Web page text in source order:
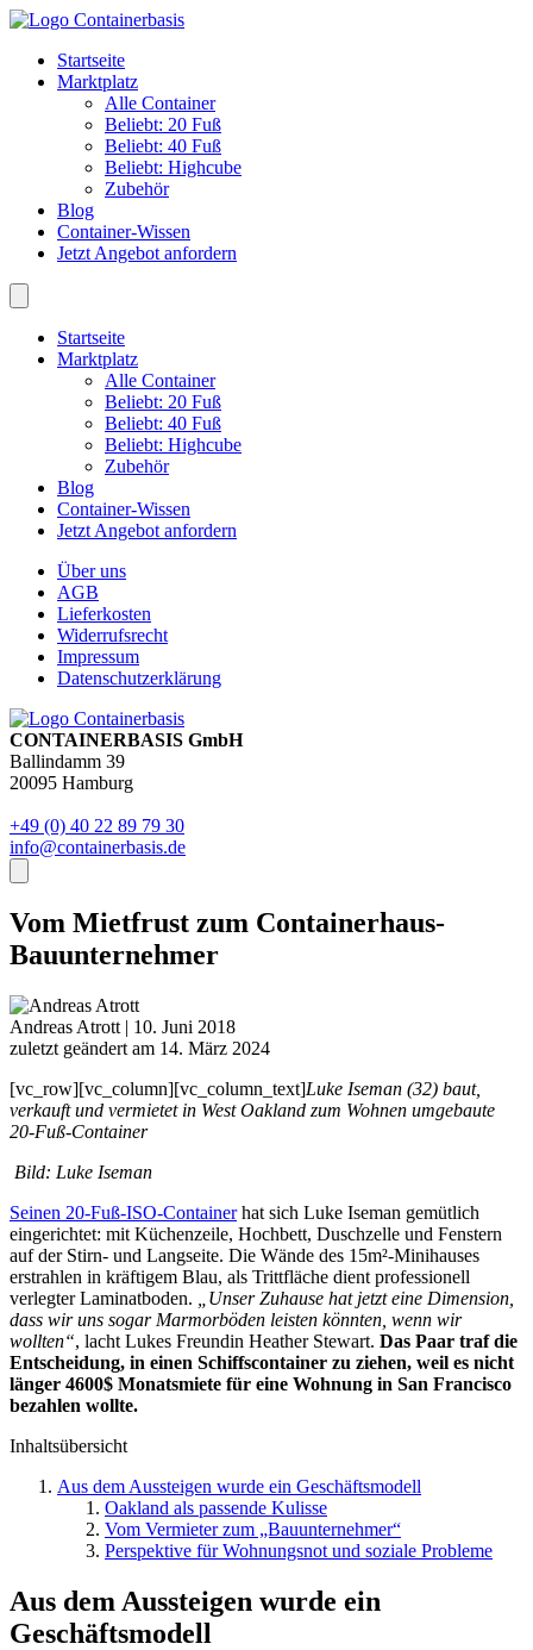
Startseite
Marktplatz
Alle Container
Beliebt: 20 Fuß
Beliebt: 40 Fuß
Beliebt: Highcube
Zubehör
Blog
Container-Wissen
Jetzt Angebot anfordern
Startseite
Marktplatz
Alle Container
Beliebt: 20 Fuß
Beliebt: 40 Fuß
Beliebt: Highcube
Zubehör
Blog
Container-Wissen
Jetzt Angebot anfordern
Über uns
AGB
Lieferkosten
Widerrufsrecht
Impressum
Datenschutzerklärung
CONTAINERBASIS GmbH
Ballindamm 39
20095 Hamburg
+49 (0) 40 22 89 79 30
info@containerbasis.de
Vom Mietfrust zum Containerhaus-
Bauunternehmer
Andreas Atrott | 10. Juni 2018
zuletzt geändert am 14. März 2024
[vc_row][vc_column][vc_column_text]Luke Iseman (32) baut,
verkauft und vermietet in West Oakland zum Wohnen umgebaute
20-Fuß-Container
Bild: Luke Iseman
Seinen 20-Fuß-ISO-Containerhat sich Luke Iseman gemütlich
eingerichtet: mit Küchenzeile, Hochbett, Duschzelle und Fenstern
auf der Stirn- und Langseite. Die Wände des 15m²-Minihauses
erstrahlen in kräftigem Blau, als Trittfläche dient professionell
verlegter Laminatboden.
„Unser Zuhause hat jetzt eine Dimension,
dass wir uns sogar Marmorböden leisten könnten, wenn wir
wollten“, lacht Lukes Freundin Heather Stewart. Das Paar traf die
Entscheidung, in einen Schiffscontainer zu ziehen, weil es nicht
länger 4600$ Monatsmiete für eine Wohnung in San Francisco
bezahlen wollte.
Inhaltsübersicht
Aus dem Aussteigen wurde ein Geschäftsmodell
Oakland als passende Kulisse
Vom Vermieter zum „Bauunternehmer“
Perspektive für Wohnungsnot und soziale Probleme
Aus dem Aussteigen wurde ein
Geschäftsmodell